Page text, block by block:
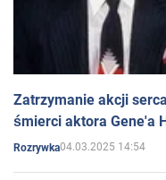
Zatrzymanie akcji
śmierci aktora Gene'a
Rozrywka04.03.2025 14:54